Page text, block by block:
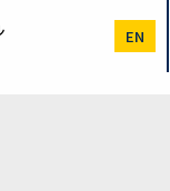
EN